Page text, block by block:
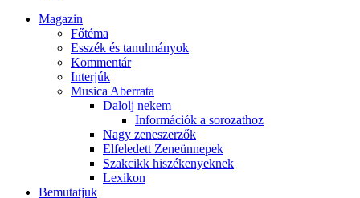
Magazin
Főtéma
Esszék és tanulmányok
Kommentár
Interjúk
Musica Aberrata
Dalolj nekem
Információk a sorozathoz
Nagy zeneszerzők
Elfeledett Zeneünnepek
Szakcikk hiszékenyeknek
Lexikon
Bemutatjuk